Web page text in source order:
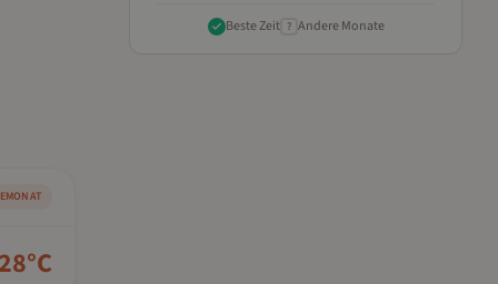
°C
Beste Zeit ? Andere Monate